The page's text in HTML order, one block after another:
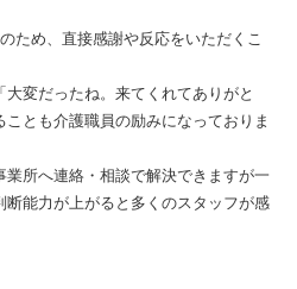
ため、直接感謝や反応をいただくこ
大変だったね。来てくれてありがと
とも介護職員の励みになっておりま
業所へ連絡・相談で解決できますが一
断能力が上がると多くのスタッフが感